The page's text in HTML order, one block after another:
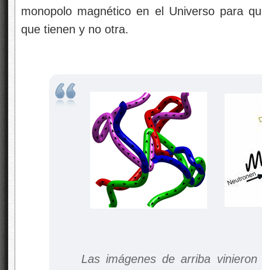
monopolo magnético en el Universo para
que tienen y no otra.
Las imágenes de arriba